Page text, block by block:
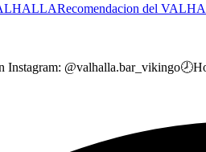
Recomendacion del